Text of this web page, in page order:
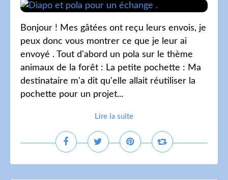
Bonjour ! Mes gâtées ont reçu leurs envois, je
peux donc vous montrer ce que je leur ai
envoyé . Tout d'abord un pola sur le thème
animaux de la forêt : La petite pochette : Ma
destinataire m'a dit qu'elle allait réutiliser la
pochette pour un projet...
Lire la suite